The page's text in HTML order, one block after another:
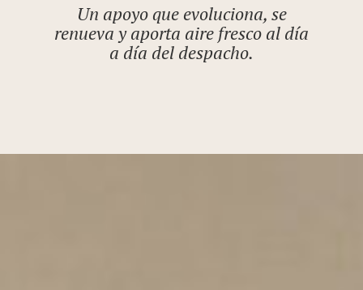
Un apoyo que evoluciona, se
renueva y aporta aire fresco al día
a día del despacho.